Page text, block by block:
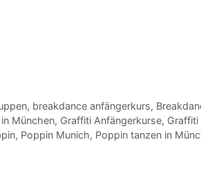
, breakdance anfängerkurs,
München, Graffiti Anfängerkurse, Graffiti
, Poppin Munich, Poppin tanzen in